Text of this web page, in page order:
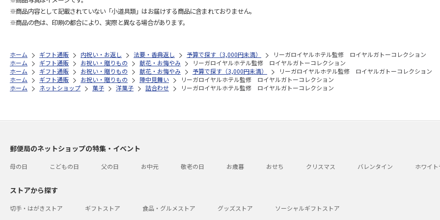
※商品内容として記載されていない「小道具類」はお届けする商品に含まれておりません。
※商品の色は、印刷の都合により、実際と異なる場合があります。
ホーム ギフト通販 内祝い・お返し 法要・香典返し 予算で探す（3,000円未満）
リーガロイヤルホテル監修 ロイヤルガトーコレクション
ホーム
ギフト通販 お祝い・贈りもの 献花・お悔やみ
リーガロイヤルホテル監修 ロイヤルガトーコレクション
ホーム
ギフト通販 お祝い・贈りもの 献花・お悔やみ 予算で探す（3,000円未満）
リーガロイヤルホテル監修 ロイヤルガトーコレクション
ホーム
ギフト通販 お祝い・贈りもの 陣中見舞い
リーガロイヤルホテル監修 ロイヤルガトーコレクション
ホーム
ネットショップ 菓子 洋菓子 詰合わせ リーガロイヤルホテル監修 ロイヤルガトーコレクション
郵便局のネットショップの特集・イベント
母の日 こどもの日 父の日 お中元 敬老の日 お歳暮 おせち クリスマス バレンタイン ホワイ
ストアから探す
切手・はがきストア ギフトストア 食品・グルメストア グッズストア ソーシャルギフトストア